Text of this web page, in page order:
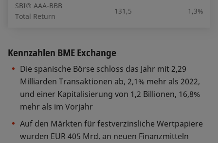
SBI® AAA-BBB
Total Return
131,5 1,3%
Kennzahlen BME Exchange
Die spanische Börse schloss das Jahr mit 2,29
Milliarden Transaktionen ab, 2,1% mehr als 2022,
und einer Kapitalisierung von 1,2 Billionen, 16,8%
mehr als im Vorjahr
Auf den Märkten für festverzinsliche Wertpapiere
wurden EUR 405 Mrd. an neuen Finanzmitteln